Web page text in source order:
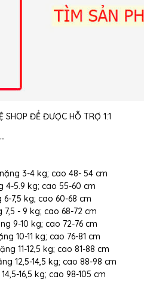
SHOP ĐỂ ĐƯỢC HỖ TRỢ 1:1
3-4 kg; cao 48- 54 cm
4-5.9 kg; cao 55-60 cm
7,5 kg; cao 60-68 cm
7,5 - 9 kg; cao 68-72 cm
9-10 kg; cao 72-76 cm
10-11 kg; cao 76-81 cm
11-12,5 kg; cao 81-88 cm
12,5-14,5 kg; cao 88-98 cm
16,5 kg; cao 98-105 cm